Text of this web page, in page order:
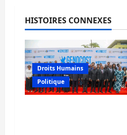
HISTOIRES CONNEXES
Droits Humains
Politique